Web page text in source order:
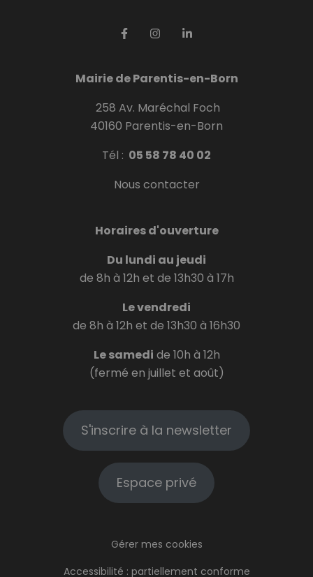
Mairie de Parentis-en-Born
258 Av. Maréchal Foch
40160 Parentis-en-Born
Tél : 05 58 78 40 02
Nous contacter
Horaires d'ouverture
Du lundi au jeudi
de 8h à 12h et de 13h30 à 17h
Le vendredi
de 8h à 12h et de 13h30 à 16h30
Le samedi de 10h à 12h
(fermé en juillet et août)
S'inscrire à la newsletter
Espace privé
Gérer mes cookies
Accessibilité : partiellement conforme